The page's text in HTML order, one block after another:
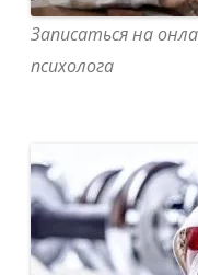
Записаться на
психолога